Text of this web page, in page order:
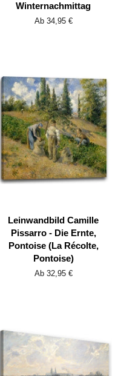
Winternachmittag
Ab 34,95 €
Leinwandbild Camille
Pissarro - Die Ernte,
Pontoise (La Récolte,
Pontoise)
Ab 32,95 €